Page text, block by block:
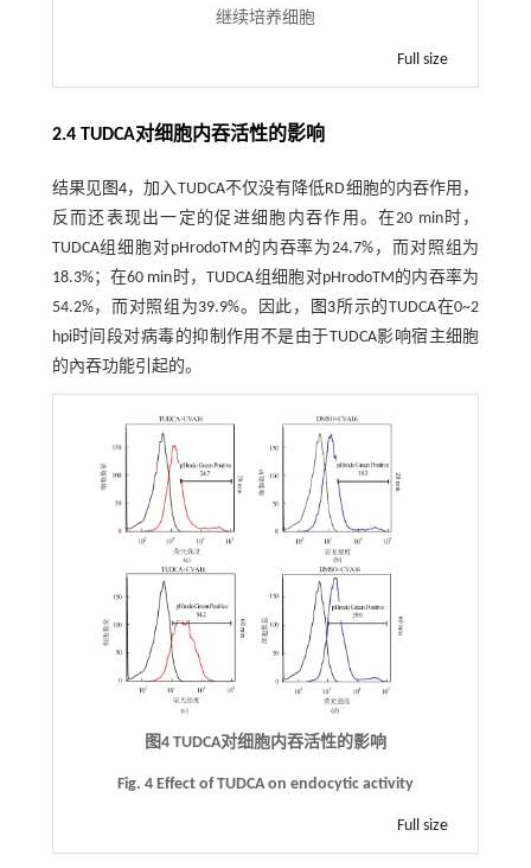
继续培养细胞
Full size
2.4 TUDCA对细胞内吞活性的影响
结果见图4，加入TUDCA不仅没有降低RD细胞的内吞作用，
反而还表现出一定的促进细胞内吞作用。在20 min时，
TUDCA组细胞对pHrodoTM的内吞率为24.7%，而对照组为
18.3%；在60 min时，TUDCA组细胞对pHrodoTM的内吞率为
54.2%，而对照组为39.9%。因此，
图3所示的TUDCA在0~2
hpi时间段对病毒的抑制作用不是由于TUDCA影响宿主细胞
的內吞功能引起的。
图4 TUDCA对细胞内吞活性的影响
Fig. 4 Effect of TUDCA on endocytic activity
Full size